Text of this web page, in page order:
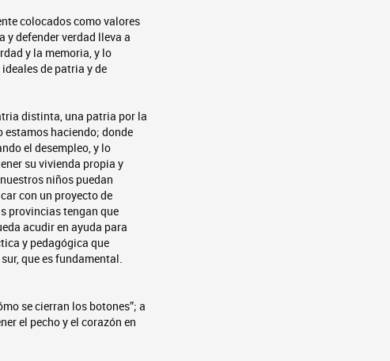
colocados como valores
y defender verdad lleva a
y la memoria, y lo
de patria y de
distinta, una patria por la
estamos haciendo; donde
el desempleo, y lo
su vivienda propia y
niños puedan
con un proyecto de
provincias tengan que
acudir en ayuda para
y pedagógica que
que es fundamental.
se cierran los botones”; a
el pecho y el corazón en